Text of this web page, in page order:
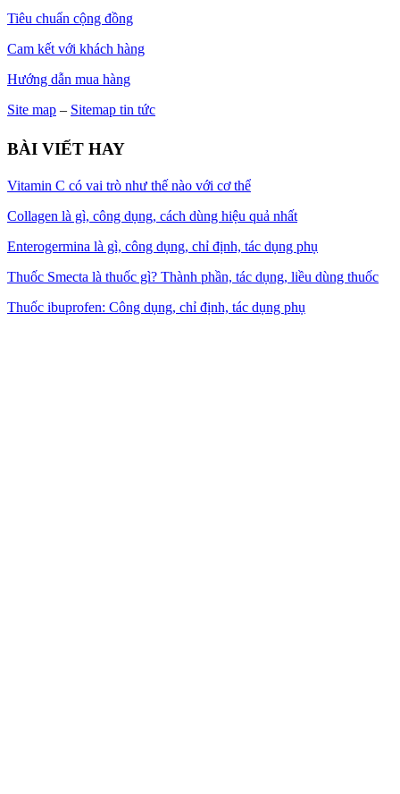
Tiêu chuẩn cộng đồng
Cam kết với khách hàng
Hướng dẫn mua hàng
Site map – Sitemap tin tức
BÀI VIẾT HAY
Vitamin C có vai trò như thế nào với cơ thể
Collagen là gì, công dụng, cách dùng hiệu quả nhất
Enterogermina là gì, công dụng, chỉ định, tác dụng phụ
Thuốc Smecta là thuốc gì? Thành phần, tác dụng, liều dùng thuốc
Thuốc ibuprofen: Công dụng, chỉ định, tác dụng phụ